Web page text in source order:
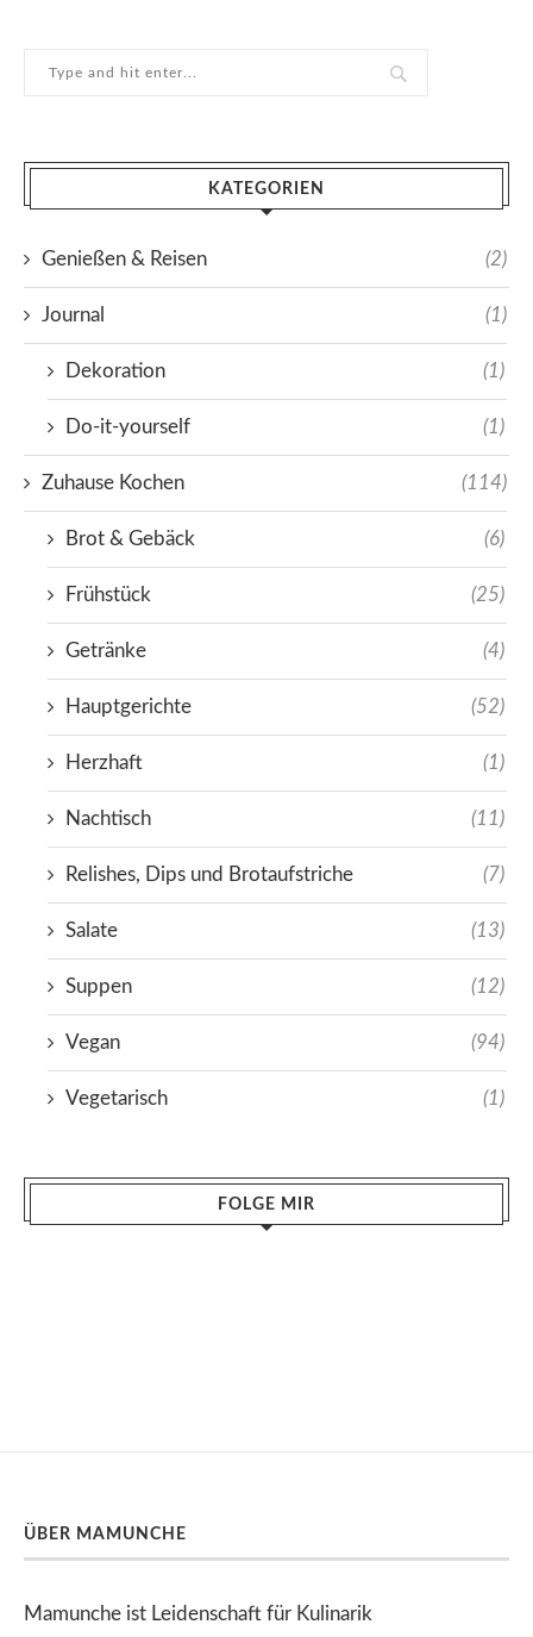
KATEGORIEN
Genießen & Reisen (2)
Journal (1)
Dekoration (1)
Do-it-yourself (1)
Zuhause Kochen (114)
Brot & Gebäck (6)
Frühstück (25)
Getränke (4)
Hauptgerichte (52)
Herzhaft (1)
Nachtisch (11)
Relishes, Dips und Brotaufstriche (7)
Salate (13)
Suppen (12)
Vegan (94)
Vegetarisch (1)
FOLGE MIR
ÜBER MAMUNCHE
Mamunche ist Leidenschaft für Kulinarik